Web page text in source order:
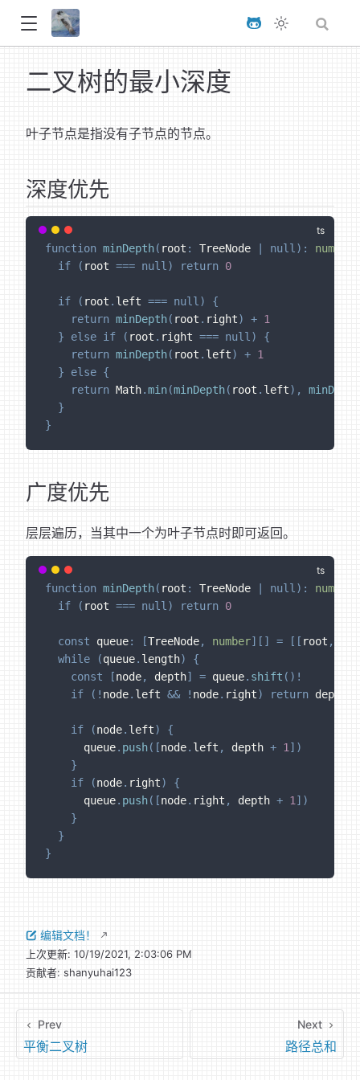
二叉树的最小深度
叶子节点是指没有子节点的节点。
深度优先
function minDepth( root : TreeNode null ) :
number
if
( root === null ) return 0
if ( root . left === null )
{
return minDepth( root . right) + 1
}
else if ( root . right === null )
{
return minDepth( root . left) + 1
}
else {
return Math.min(minDepth( root . left) ,
minDepth
}
}
广度优先
层层遍历，当其中一个为叶子节点时即可返回。
function minDepth( root : TreeNode null ) :
number
if
( root === null ) return 0
const queue: [TreeNode, number] [ ] = [ [ root ,
while
(queue. length)
{
const
[node, depth] = queue. shift ( ) !
if
( ! node. left && ! node. right) return depth
if (node. left)
{
      queue
. push( [node. left , depth + 1 ] )
}
if
(node. right)
{
      queue
. push( [node. right , depth + 1 ] )
}
}
}
编辑文档！
上次更新: 10/19/2021, 2:03:06 PM
贡献者: shanyuhai123
Prev
平衡二叉树
Next
路径总和